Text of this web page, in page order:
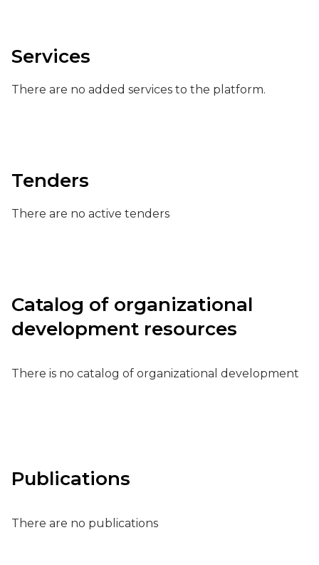
Services
There are no added services to the platform.
Tenders
There are no active tenders
Catalog of organizational
development resources
There is no catalog of organizational development
Publications
There are no publications